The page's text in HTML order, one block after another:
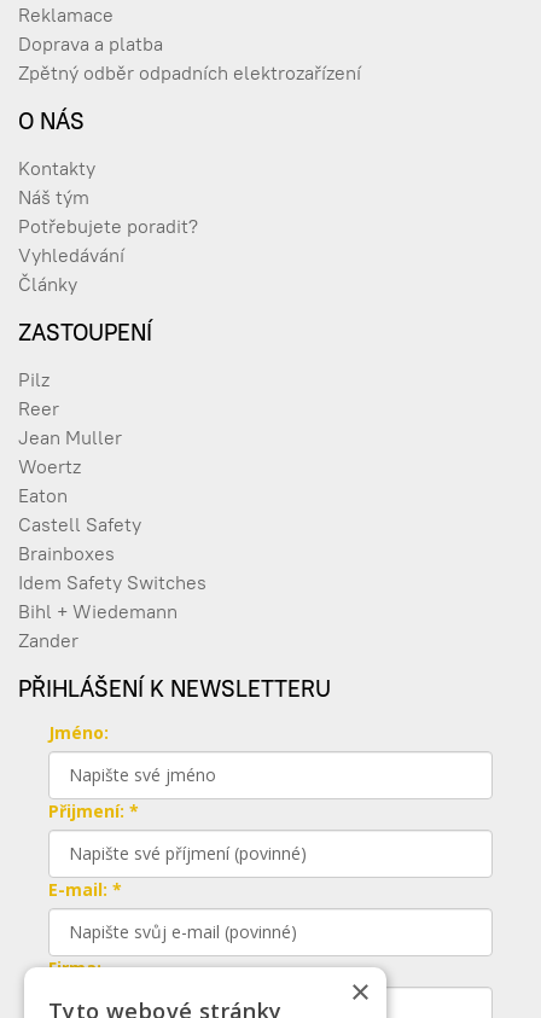
Reklamace
Doprava a platba
Zpětný odběr odpadních elektrozařízení
O NÁS
Kontakty
Náš tým
Potřebujete poradit?
Vyhledávání
Články
ZASTOUPENÍ
Pilz
Reer
Jean Muller
Woertz
Eaton
Castell Safety
Brainboxes
Idem Safety Switches
Bihl + Wiedemann
Zander
PŘIHLÁŠENÍ K NEWSLETTERU
Jméno:
Přijmení: *
E-mail: *
Firma:
×
Tyto webové stránky